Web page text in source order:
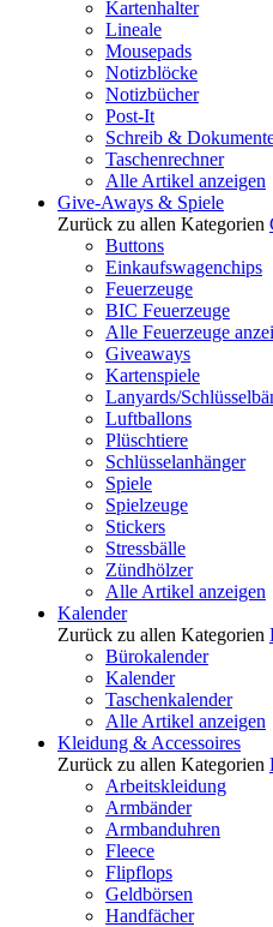
Kartenhalter
Lineale
Mousepads
Notizblöcke
Notizbücher
Post-It
Schreib &
Taschenrechner
Alle Artikel anzeigen
Give-Aways & Spiele
Zurück zu allen Kategorien
Buttons
Einkaufswagenchips
Feuerzeuge
BIC Feuerzeuge
Alle Feuerzeuge
Giveaways
Kartenspiele
Lanyards/
Luftballons
Plüschtiere
Schlüsselanhänger
Spiele
Spielzeuge
Stickers
Stressbälle
Zündhölzer
Alle Artikel anzeigen
Kalender
Zurück zu allen Kategorien
Bürokalender
Kalender
Taschenkalender
Alle Artikel anzeigen
Kleidung & Accessoires
Zurück zu allen Kategorien
Arbeitskleidung
Armbänder
Armbanduhren
Fleece
Flipflops
Geldbörsen
Handfächer